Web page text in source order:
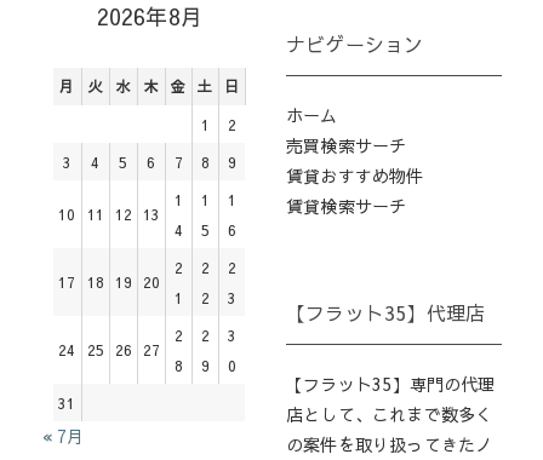
2026年8月
月 火 水 木 金 土 日
1
2
3
4 5 6 7 8 9
10 11 12 13
1
4
1
5
1
6
17 18 19 20
2
1
2
2
2
3
24 25 26 27
2
8
2
9
3
0
31
« 7月
ナビゲーション
ホーム
売買検索サーチ
賃貸おすすめ物件
賃貸検索サーチ
【フラット35】代理店
【フラット35】専門の代理
店として、これまで数多く
の案件を取り扱ってきたノ